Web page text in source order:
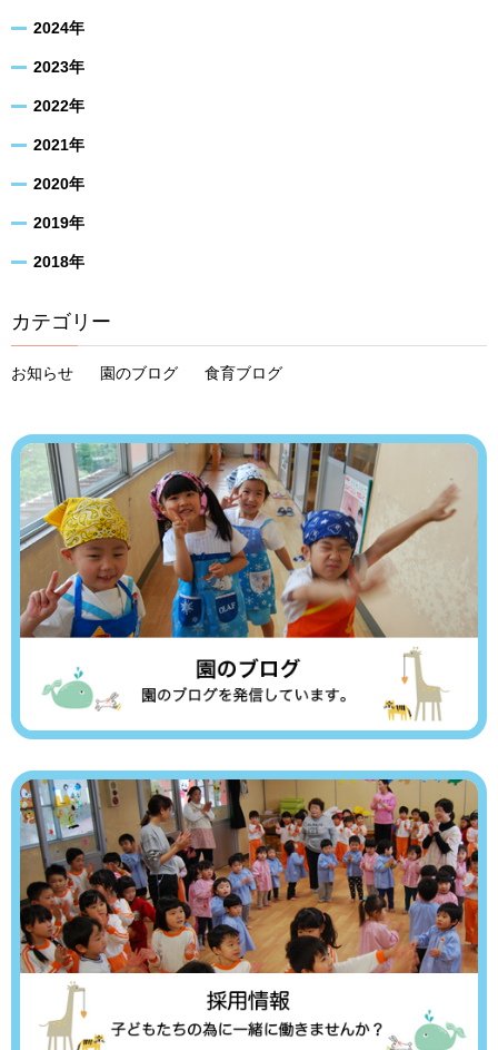
2024年
2023年
2022年
2021年
2020年
2019年
2018年
カテゴリー
お知らせ 園のブログ 食育ブログ